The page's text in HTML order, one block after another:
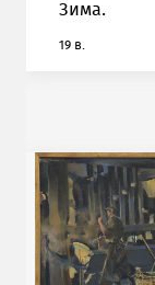
Зима.
19 в.